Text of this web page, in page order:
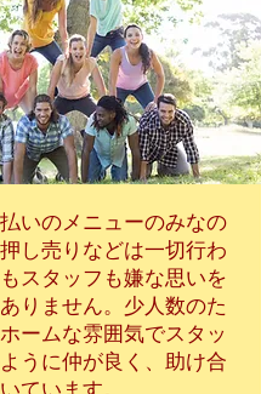
いのメニューのみなの
し売りなどは一切行わ
スタッフも嫌な思いを
りません。少人数のた
ームな雰囲気でスタッ
うに仲が良く、助け合